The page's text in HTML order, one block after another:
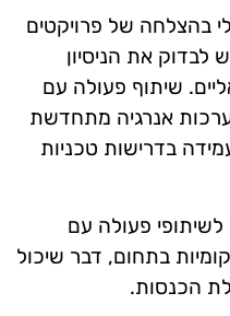
בהצלחה של פרויקטים
את הניסיון
שיתוף פעולה עם
אנרגיה מתחדשת
בדרישות טכניות
לשיתופי פעולה עם
בתחום, דבר שיכול
הכנסות.